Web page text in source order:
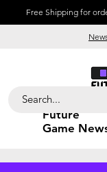
Free Shipping for
Future
Game